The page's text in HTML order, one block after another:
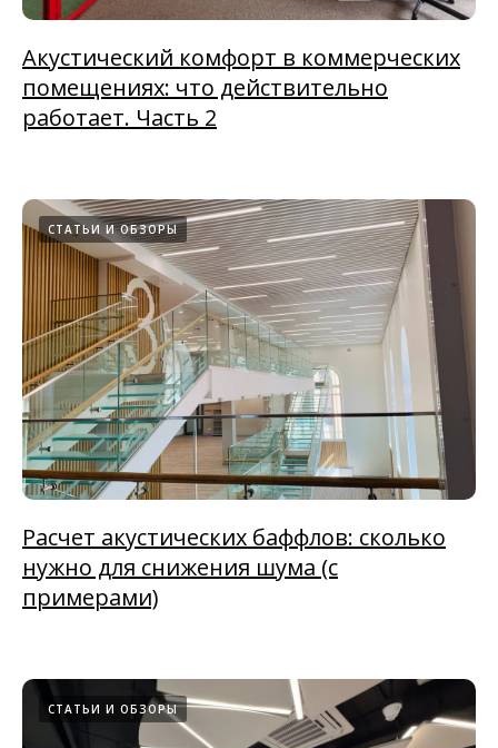
Акустический комфорт в коммерческих
помещениях: что действительно
работает. Часть 2
СТАТЬИ И ОБЗОРЫ
Расчет акустических баффлов: сколько
нужно для снижения шума (с
примерами)
СТАТЬИ И ОБЗОРЫ